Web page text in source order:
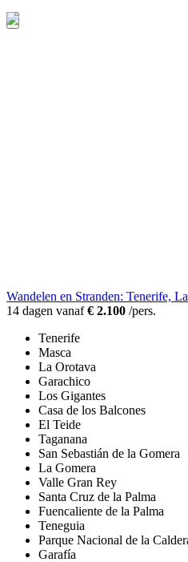
Wandelen en Stranden: Tenerife,
14 dagen vanaf€ 2.100 /pers.
Tenerife
Masca
La Orotava
Garachico
Los Gigantes
Casa de los Balcones
El Teide
Taganana
San Sebastián de la Gomera
La Gomera
Valle Gran Rey
Santa Cruz de la Palma
Fuencaliente de la Palma
Teneguia
Parque Nacional de la
Garafía